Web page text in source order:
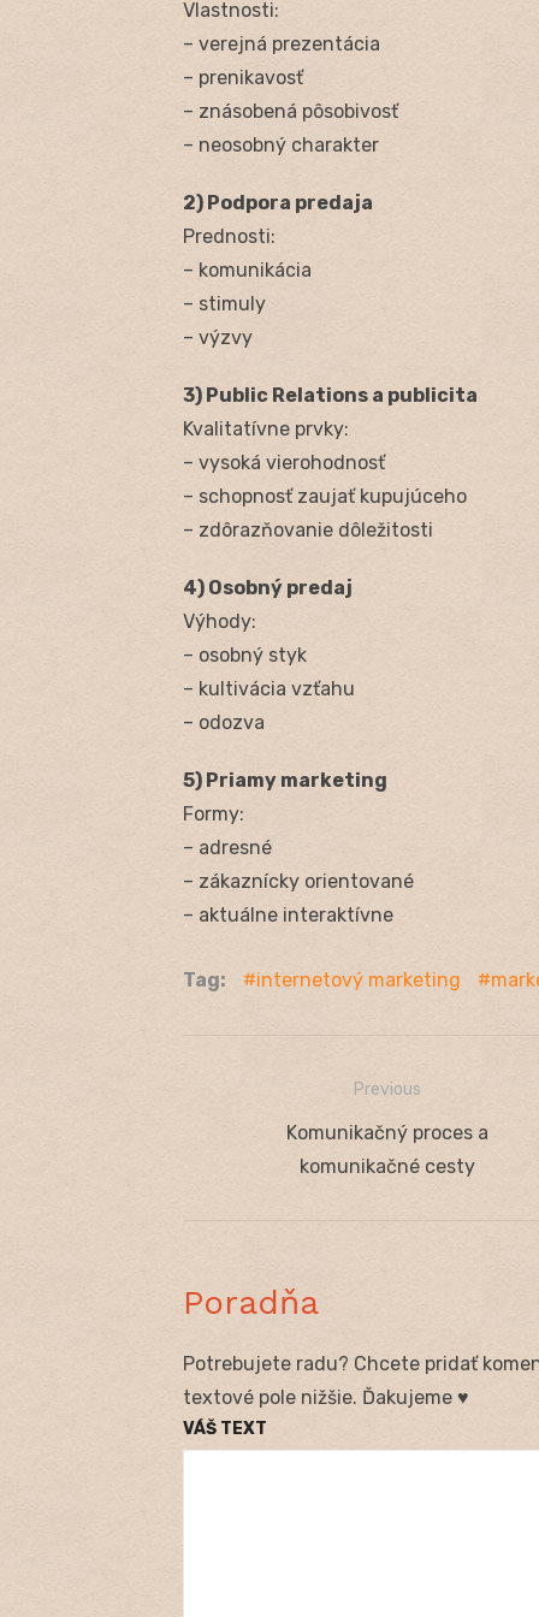
Vlastnosti:
– verejná prezentácia
– prenikavosť
– znásobená pôsobivosť
– neosobný charakter
2) Podpora predaja
Prednosti:
– komunikácia
– stimuly
– výzvy
3) Public Relations a publicita
Kvalitatívne prvky:
– vysoká vierohodnosť
– schopnosť zaujať kupujúceho
– zdôrazňovanie dôležitosti
4) Osobný predaj
Výhody:
– osobný styk
– kultivácia vzťahu
– odozva
5) Priamy marketing
Formy:
– adresné
– zákaznícky orientované
– aktuálne interaktívne
Tag: internetový marketing
Navigácia
Previous
PreviousKomunikačný proces a
komunikačné cesty
Poradňa
Potrebujete radu? Chcete pridať
textové pole nižšie. Ďakujeme ♥
VÁŠ TEXT